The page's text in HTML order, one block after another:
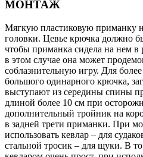
МОНТАЖ
Мягкую пластиковую приманку
головки. Цевье крючка должно
чтобы приманка сидела на нем в
в этом случае она может
соблазнительную игру. Для
большого одинарного крючка,
выступают из середины спины
длиной более 10 см при
дополнительный тройник на
в задней трети приманки. При
использовать кевлар – для
стальной тросик – для щуки. В